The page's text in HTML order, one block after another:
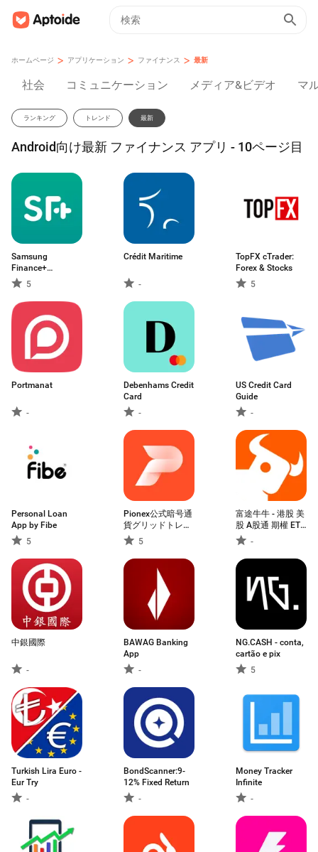
ホームページ > アプリケーション > ファイナンス > 最新
社会 コミュニケーション メディア&ビデオ マ
ランキング トレンド 最新
Android向け最新 ファイナンス アプリ - 10ページ目
Samsung
Finance+
Merchant
5
Crédit Maritime
-
TopFX cTrader:
Forex & Stocks
5
Portmanat
-
Debenhams Credit
Card
-
US Credit Card
Guide
-
Personal Loan
App by Fibe
5
Pionex公式暗号通
貨グリッドトレー
ド・自動売買アプ
リ！
5
富途牛牛 - 港股 美
股 A股通 期權 ETF
實時報價交易
-
中銀國際
-
BAWAG Banking
App
-
NG.CASH - conta,
cartão e pix
5
Turkish Lira Euro -
Eur Try
-
BondScanner:9-
12% Fixed Return
-
Money Tracker
Infinite
-